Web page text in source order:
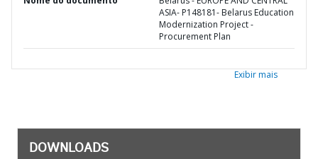
ASIA- P148181- Belarus Education
Modernization Project -
Procurement Plan
Exibir mais
DOWNLOADS